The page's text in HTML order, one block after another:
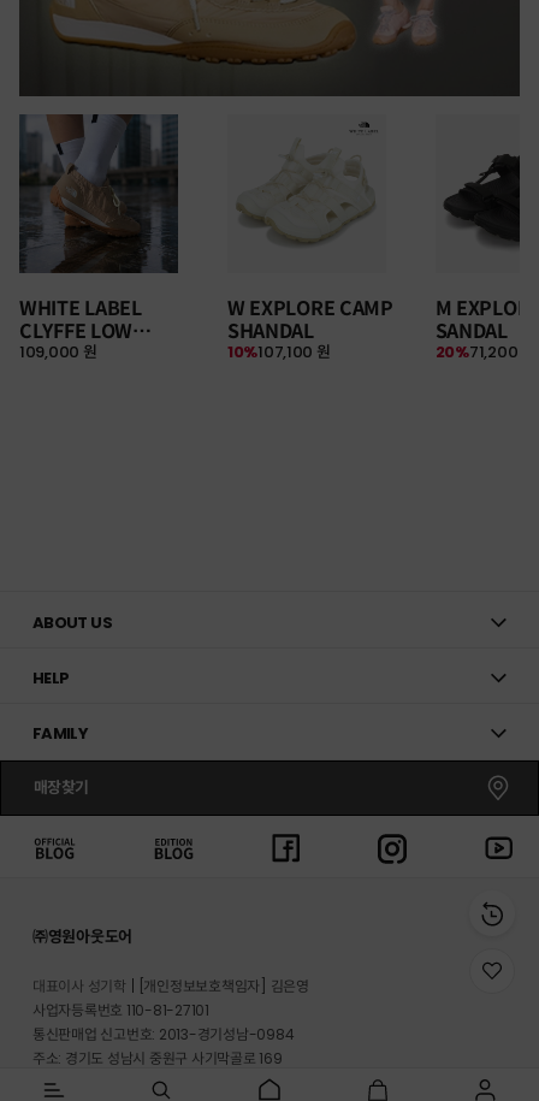
WHITE LABEL
CLYFFE LOW
SNEAKERS
109,000 원
W EXPLORE CAMP
SHANDAL
107,100 원
10%
M
SANDAL
71,200 원
20%
ABOUT US
HELP
FAMILY
매장찾기
㈜영원아웃도어
대표이사 성기학
[개인정보보호책임자] 김은영
사업자등록번호 110-81-27101
통신판매업 신고번호: 2013-경기성남-0984
주소: 경기도 성남시 중원구 사기막골로 169
반송지 주소 : 경기도 이천시 마장면 프리미엄 아울렛로 33-20
위
이